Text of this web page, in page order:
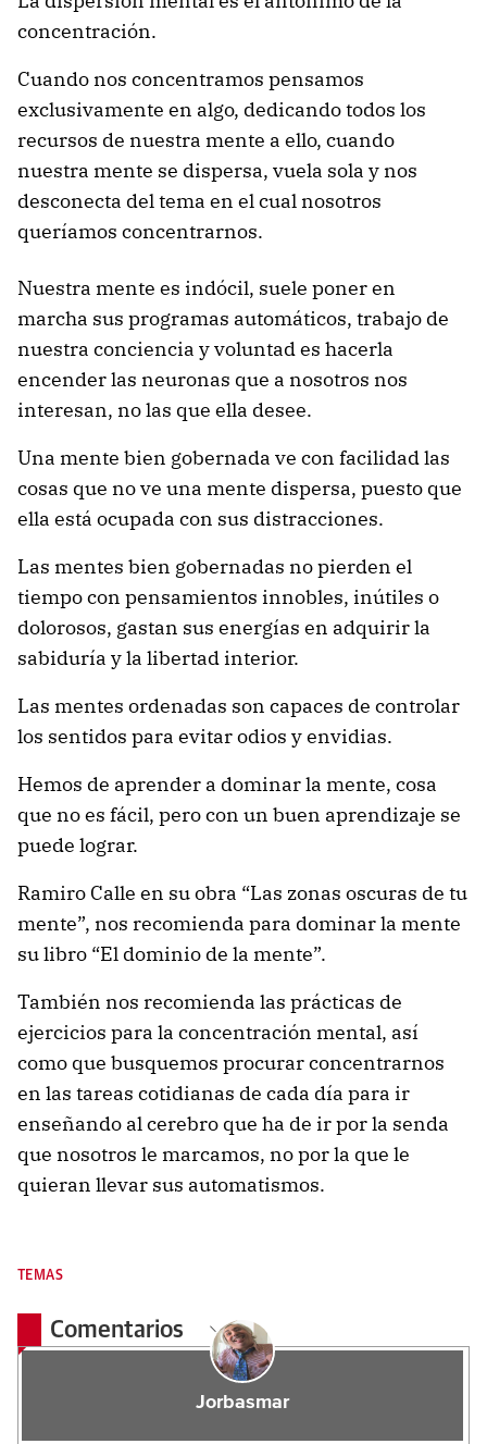
concentración.
Cuando nos concentramos pensamos
exclusivamente en algo, dedicando todos los
recursos de nuestra mente a ello, cuando
nuestra mente se dispersa, vuela sola y nos
desconecta del tema en el cual nosotros
queríamos concentrarnos.
Nuestra mente es indócil, suele poner en
marcha sus programas automáticos, trabajo de
nuestra conciencia y voluntad es hacerla
encender las neuronas que a nosotros nos
interesan, no las que ella desee.
Una mente bien gobernada ve con facilidad las
cosas que no ve una mente dispersa, puesto que
ella está ocupada con sus distracciones.
Las mentes bien gobernadas no pierden el
tiempo con pensamientos innobles, inútiles o
dolorosos, gastan sus energías en adquirir la
sabiduría y la libertad interior.
Las mentes ordenadas son capaces de controlar
los sentidos para evitar odios y envidias.
Hemos de aprender a dominar la mente, cosa
que no es fácil, pero con un buen aprendizaje se
puede lograr.
Ramiro Calle en su obra “Las zonas oscuras de tu
mente”, nos recomienda para dominar la mente
su libro “El dominio de la mente”.
También nos recomienda las prácticas de
ejercicios para la concentración mental, así
como que busquemos procurar concentrarnos
en las tareas cotidianas de cada día para ir
enseñando al cerebro que ha de ir por la senda
que nosotros le marcamos, no por la que le
quieran llevar sus automatismos.
TEMAS
Comentarios
Jorbasmar